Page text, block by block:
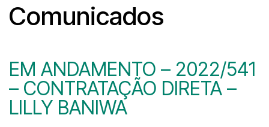
Comunicados
EM ANDAMENTO – 2022/541
– CONTRATAÇÃO DIRETA –
LILLY BANIWA